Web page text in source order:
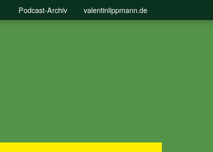
Podcast-Archiv valentinlippmann.de